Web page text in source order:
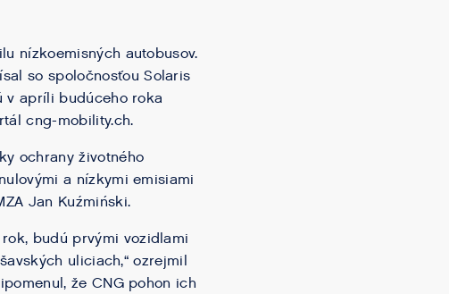
nízkoemisných autobusov.
so spoločnosťou Solaris
v apríli budúceho roka
cng-mobility.ch.
ochrany životného
a nízkymi emisiami
Jan Kuźmiński.
budú prvými vozidlami
uliciach,“ ozrejmil
že CNG pohon ich